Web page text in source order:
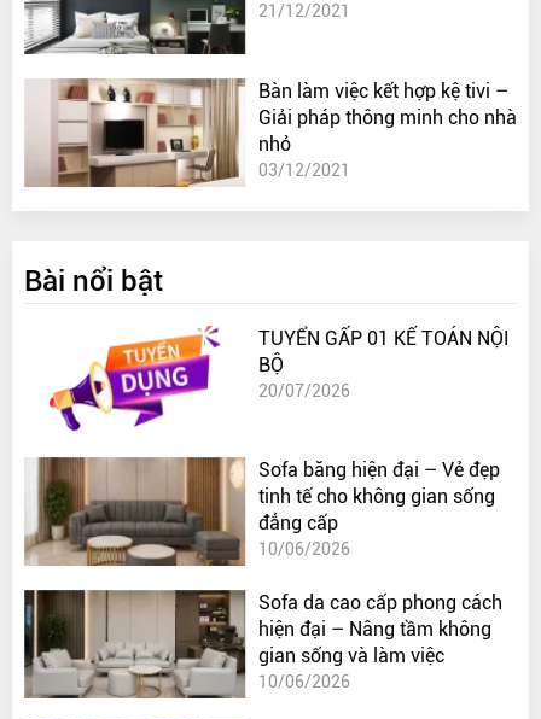
21/12/2021
Bàn làm việc kết hợp kệ tivi –
Giải pháp thông minh cho nhà
nhỏ
03/12/2021
Bài nổi bật
TUYỂN GẤP 01 KẾ TOÁN NỘI
BỘ
20/07/2026
Sofa băng hiện đại – Vẻ đẹp
tinh tế cho không gian sống
đẳng cấp
10/06/2026
Sofa da cao cấp phong cách
hiện đại – Nâng tầm không
gian sống và làm việc
10/06/2026